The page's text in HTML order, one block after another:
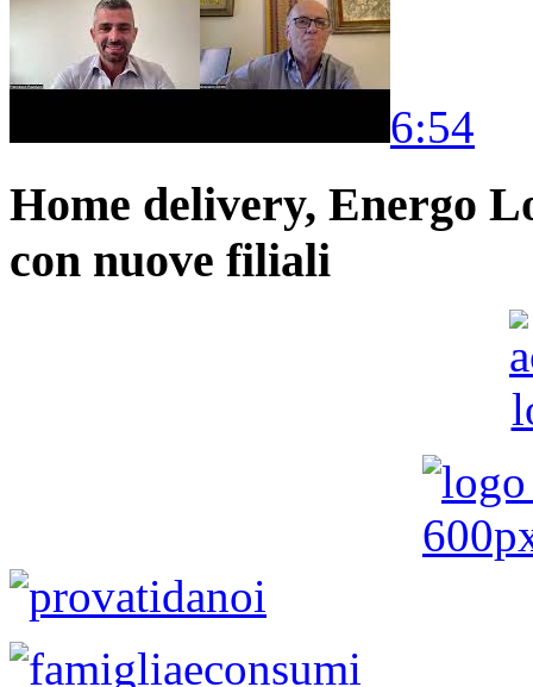
6:54
Home delivery, Energo
con nuove filiali